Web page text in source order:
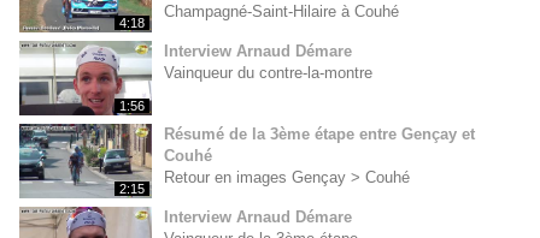
4:18
Champagné-Saint-Hilaire à Couhé
1:56
Interview Arnaud Démare
Vainqueur du contre-la-montre
2:15
Résumé de la 3ème étape entre Gençay et
Couhé
Retour en images Gençay > Couhé
Interview Arnaud Démare